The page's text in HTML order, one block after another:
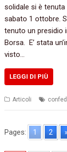
solidale si è tenuta
sabato 1 ottobre.
tenuto un presidio
Borsa. E’ stata
visto…
LEGGI DI PIÙ
Articoli
Pages: 1 2